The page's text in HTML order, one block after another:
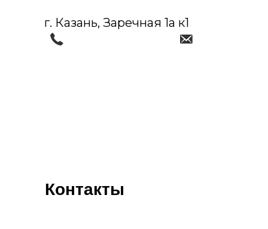
г. Казань, Заречная 1а к1
Контакты